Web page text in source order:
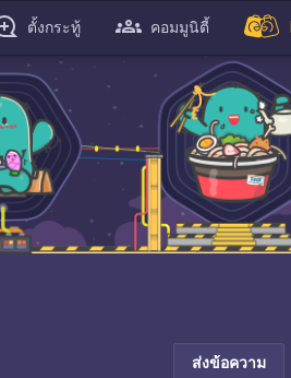
ตั้งกระทู้ คอมมูนิตี้
ส่งข้อความ